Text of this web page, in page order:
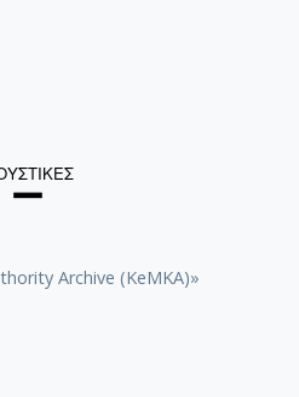
Archive (KeMKA)»